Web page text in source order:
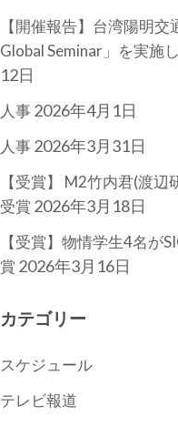
【開催報告】台湾陽明
Global Seminar」を実施
12日
人事2026年4月1日
人事2026年3月31日
【受賞】 M2竹内君(渡
受賞 2026年3月18日
【受賞】物情学生4名が
賞 2026年3月16日
カテゴリー
スケジュール
テレビ報道